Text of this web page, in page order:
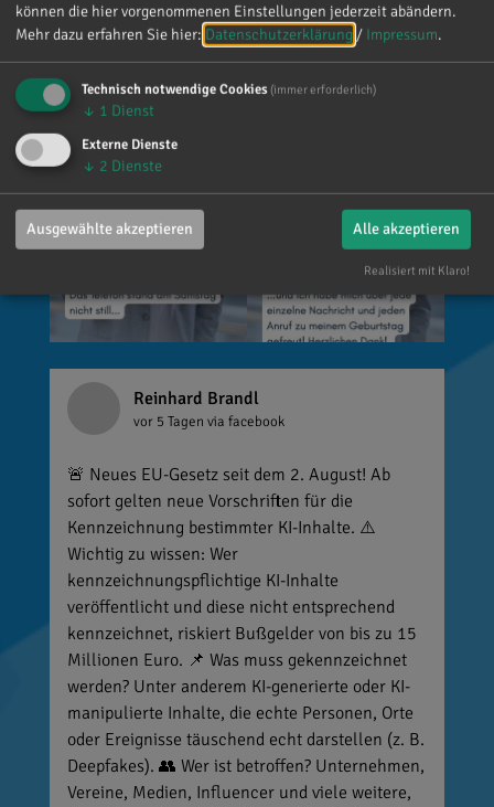
vielen lieben Worte. Ich habe mich wirklich
über jede einzelne Aufmerksamkeit gefreut. Es
ist alles andere als selbstverständlich, dass sich
so viele Menschen die Zeit nehmen, an einen zu
denken. Umso mehr weiß ich das zu schätzen.
Reinhard Brandl
vor 5 Tagen via facebook
🚨 Neues EU-Gesetz seit dem 2. August! Ab
sofort gelten neue Vorschriften für die
Kennzeichnung bestimmter KI-Inhalte. ⚠️
Wichtig zu wissen: Wer
kennzeichnungspflichtige KI-Inhalte
veröffentlicht und diese nicht entsprechend
kennzeichnet, riskiert Bußgelder von bis zu 15
Millionen Euro. 📌 Was muss gekennzeichnet
werden? Unter anderem KI-generierte oder KI-
manipulierte Inhalte, die echte Personen, Orte
oder Ereignisse täuschend echt darstellen (z. B.
Deepfakes). 👥 Wer ist betroffen? Unternehmen,
Vereine, Medien, Influencer und viele weitere,
können die hier vorgenommenen Einstellungen jederzeit abändern.
Mehr dazu erfahren Sie hier: Datenschutzerklärung / Impressum.
Technisch notwendige Cookies (immer erforderlich)
↓ 1 Dienst
Externe Dienste
↓ 2 Dienste
Ausgewählte akzeptieren Alle akzeptieren
Realisiert mit Klaro!